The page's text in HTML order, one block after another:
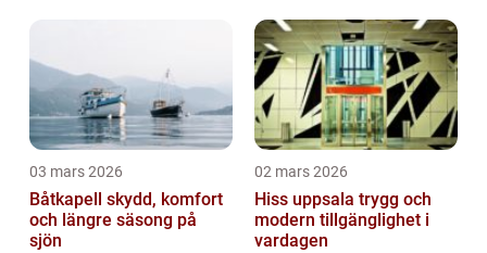
03 mars 2026
Båtkapell skydd, komfort
och längre säsong på
sjön
02 mars 2026
Hiss uppsala trygg och
modern tillgänglighet i
vardagen